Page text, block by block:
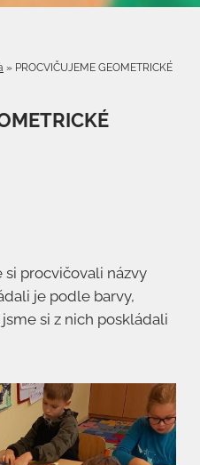
» PROCVIČUJEME GEOMETRICKÉ
procvičovali názvy
je podle barvy,
si z nich poskládali